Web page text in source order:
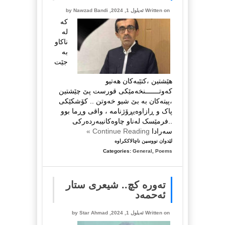
Written on ئه‌یلول 1, 2024, by Nawzad Bandi
کە
لە
ناکاو
بە
جێت
هێشتین ،کتێبەکان هەتیو
کەوتـــــــنخەمێکی قورست پێ چێشتین
،پیتەکان بە بێ شیو خەوتن .. کۆشکێکی
پاک و ڕازاوەیڕۆژنامە ، واقی وڕما بوو
..فرمێسک لەناو چاوەکانیبەردەرکی
سەرادا
لێدوان نووسین ناچالاککراوەلە
ماڵئاوا
و
،
ماڵئاوا..
Categories: General Poems
ته‌وره‌ كچ.. شیعری ستار
ئەحمەد
Written on ئه‌یلول 1, 2024, by Star Ahmad